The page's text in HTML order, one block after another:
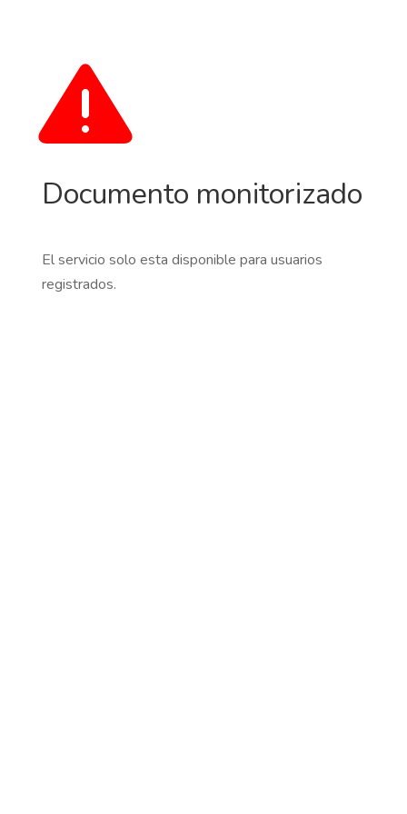
Documento monitorizado
El servicio solo esta disponible para usuarios
registrados.